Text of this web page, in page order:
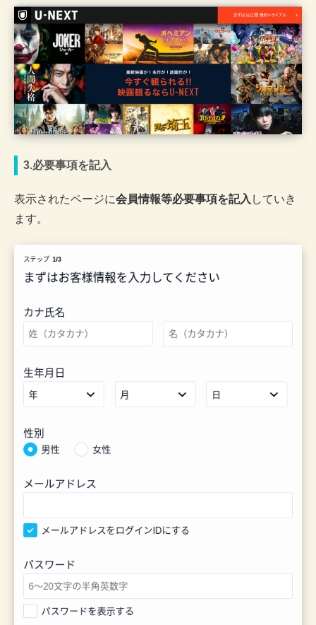
3.必要事項を記入
表示されたページに会員情報等必要事項を記入 していき
ます。